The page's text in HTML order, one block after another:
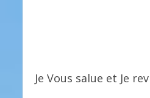
Je Vous salue et Je